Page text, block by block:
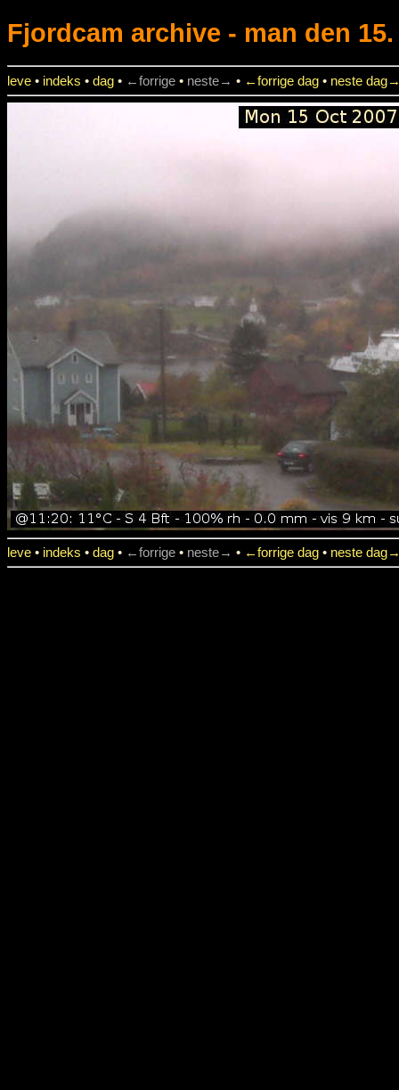
Fjordcam archive - man den
leve • indeks • dag • ←forrige • neste→ • ←forrige dag • neste
leve • indeks • dag • ←forrige • neste→ • ←forrige dag • neste